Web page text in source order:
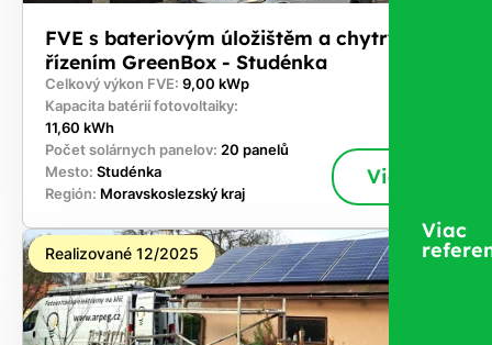
FVE s bateriovým úložištěm a chytrým
řízením GreenBox - Studénka
Celkový výkon FVE: 9,00 kWp
Kapacita batérií fotovoltaiky:
11,60 kWh
Počet solárnych panelov: 20 panelů
Mesto: Studénka
Región: Moravskoslezský kraj
Viac
Realizované 12/2025
Viac